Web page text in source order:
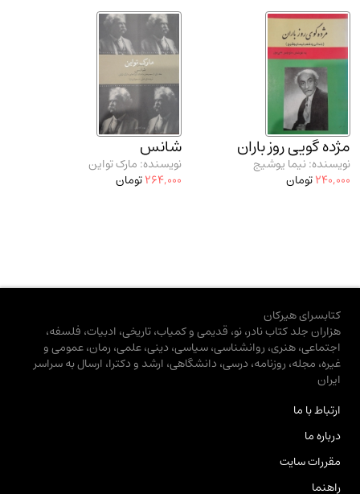
مژده گویی روز باران
نویسنده: نیما یوشیج
240,000تومان
شانس
نویسنده: مارک تواین
264,000تومان
کتابسرای هیرکان
هزاران جلد کتاب نادر، نو، قدیمی و کمیاب، تاریخی، ادبیات، فلسفه،
اجتماعی، هنری، روانشناسی، سیاسی، دینی، علمی، رمان، عمومی و
غیره، مجله، روزنامه، درسی، دانشگاهی، ارشد و دکترا، ارسال به سراسر
ایران
ارتباط با ما
درباره ما
مقررات سایت
راهنما